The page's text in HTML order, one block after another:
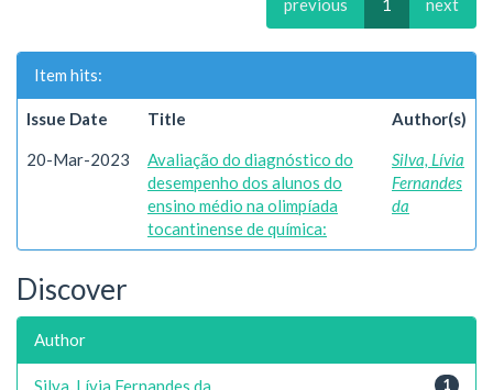
previous 1 next
Item hits:
Issue Date Title Author(s)
20-Mar-2023
Avaliação do diagnóstico do
desempenho dos alunos do
ensino médio na olimpíada
tocantinense de química:
Silva, Lívia
Fernandes
da
Discover
Author
1
Silva, Lívia Fernandes da